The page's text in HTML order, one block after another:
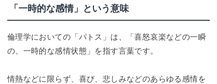
「一時的な感情」という意味
倫理学においての「パトス」は、「喜怒哀楽などの一瞬
の、一時的な感情状態」を指す言葉です。
情熱などに限らず、喜び、悲しみなどのあらゆる感情を